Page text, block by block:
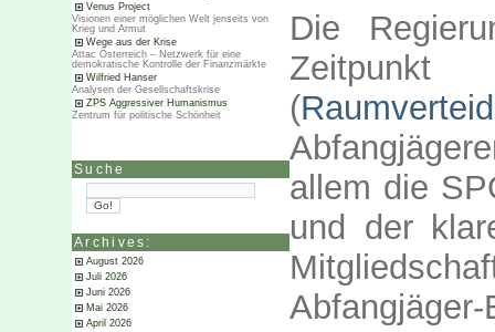
Venus Project
Visionen einer möglichen Welt jenseits von
Krieg und Armut
Wege aus der Krise
Attac Österreich – Netzwerk für eine
demokratische Kontrolle der Finanzmärkte
Wilfried Hanser
Analysen der Gesellschaftskrise
ZPS Aggressiver Humanismus
Zentrum für politische Schönheit
Suche
Archives:
August 2026
Juli 2026
Juni 2026
Mai 2026
April 2026
Die
(
allem die
und der